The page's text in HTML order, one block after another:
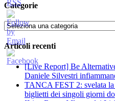
Categorie
Categorie
Articoli recenti
[Live Report] Be
Daniele Silvestri
TANCA FEST 2: svelata la
biglietti dei singoli giorni